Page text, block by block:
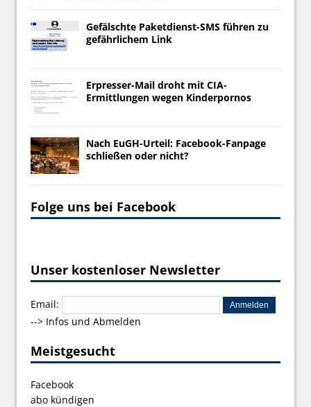
Gefälschte Paketdienst-SMS führen zu
gefährlichem Link
Erpresser-Mail droht mit CIA-
Ermittlungen wegen Kinderpornos
Nach EuGH-Urteil: Facebook-Fanpage
schließen oder nicht?
Folge uns bei Facebook
Unser kostenloser Newsletter
Email:
--> Infos und Abmelden
Meistgesucht
Facebook
abo kündigen